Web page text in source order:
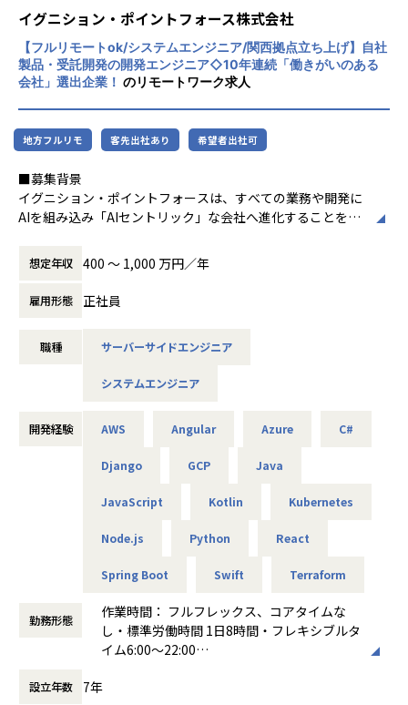
利用するシステム開発に携われて、新しい技術も取得できて
でした。そこで転職することに。スキルアップもしたいし、
自分の時間も欲しい。その両立は簡単ではないと思ってまし
た。
実は、SESはイメージ的に絶対イヤだったんです（笑）。で
もスキルアップするなら、いろいろなプロジェクトに携われ
が低いイメージもあったのですが、のらねこワークスは違っ
たので、入社を決めました。
わっている案件は、Webシステムやサイトのフルリプレイス
らにレベルの高いプロジェクトに参加したい考えです。月1
るような案件に携わりたいと希望を伝えました。スキルアッ
ら、のらねこワークスが正解です。
SES業界のイメージを覆す、
Iさん（PG／24歳／2022年7月入社）
新卒入社したSIerから転職しました。理由は、年収の低さと
リモート勤務ができる環境で働きたかったため。前職は安定
企業だったのですが、年功序列の給与体系だったのと、開発
していたのも公共システムだったため、コロナ禍でも出社が
キルが正当に評価されて、今の時代に合った働き方ができる
環境に身を置きたいと考えるようになりました。そこで出会
ったのが、のらねこワークスです。
転職活動では4社ほどから内定をいただいたのですが、断ト
売上は5期連続で拡大中。
設立5期で売上高7.5億円を達成しました。
＜年収UP実績＞
・開発エンジニア 経験3年：350万円 → 550万円
・開発エンジニア 経験7年：550万円 → 840万円
・開発エンジニア 経験15年：800万円 → 1,104万円
・インフラエンジニア 経験3年：330万円 → 530万円
◎受託開発事業
自社のルーツであるスポーツ系のWebアプリ・Webサイトを
企画から納品まで一気通貫でお引き受けしています。
り、
受託開発へキャリアチェンジすることも可能です。
◎自社プロダクト「YAKUDO」
現在ユーザー数1万人、チーム登録1,600組を突破。
準備から振り返りまでスポーツのあらゆる場面をサポート。
誰でも簡単に試合を記録できるのが大きな魅力です。
「スポーツをするならYAKUDOだよね」と言われるプロダク
将来的にはSESや受託で経験を積んだエンジニアが、この自
社プロダクトの開発に携わるキャリアパスも用意していま
す。
Yakudoが大切にしているのは、「エンジニアが主役」である
期待しています。
■AIの取り組み
私たちのチームでは、生成AI活用に非常に積極的で、8割以
上のエンジニアが日常的にAIエージェントを利用していま
す。
のは当たり前になっています。
また、OpenAIやAnthropicなどのAPIを利用できる環境も整
備済みで、AI駆動開発を推進できる環境があります。
プロダクト開発部では、生成AIに関する議論が活発に行われ
一部のメンバーはこれらのAIツールを活用することで、アウ
■ Findy（https://findy-code.io/）について
スキルや発信力に基づいて、厳選企業からオファーが届くエ
GitHub連携やブログなどのアウトプットで開発スキルや発信
偏差値に基づく年収予測機能で、職種や経験年数を考慮した
エンジニアに学びを提供するメディアやイベントの開催、ユ
クセス面談など、
テックとヒューマニティの両面からエンジニアの挑戦をサポ
ートしています。
登録ユーザー数は13万人、累計利用企業数1000社を突破。
大手からスタートアップまで幅広い支援を実現し、急成長中
イグニション・ポイントフォース株式会社
【フルリモートok/システムエンジニア/関西拠点立ち上げ】自社
製品・受託開発の開発エンジニア◇10年連続「働きがいのある
会社」選出企業！ のリモートワーク求人
地方フルリモ 客先出社あり 希望者出社可
■募集背景
イグニション・ポイントフォースは、すべての業務や開発に
AIを組み込み「AIセントリック」な会社へ進化することを目
革を、戦略策定から実装まで一気通貫で推進しています。
この度、西日本エリアのクライアントへの価値提供を強化す
るため、関西拠点（大阪）の立ち上げを担う中核メンバーと
して、シニアシステムエンジニアを募集します。
多様な業界・プロジェクトで最先端技術や大規模開発を経験
弊社が創発する新規事業の製品開発および、グループが受託
躍いただきます。
の設計・開発・運用
・チーム内ミーティング、アジャイル開発推進
・新技術の調査・導入や開発プロセス改善
【プロジェクト例】
・大手企業向け業務システム開発（Java, Spring, AWS）
・スタートアップ新規サービスの立ち上げ（React, Node.js,
・モバイルアプリ開発（Swift, Kotlin）
想定年収 400 〜 1,000 万円／年
雇用形態 正社員
職種 サーバーサイドエンジニア
システムエンジニア
開発経験 AWS Angular Azure C#
Django GCP Java
JavaScript Kotlin Kubernetes
Node.js Python React
Spring Boot Swift Terraform
勤務形態
作業時間： フルフレックス、コアタイムな
し・標準労働時間 1日8時間・フレキシブルタ
イム6:00～22:00
時間外労働の有無： 有（月平均15時間）
設立年数 7年